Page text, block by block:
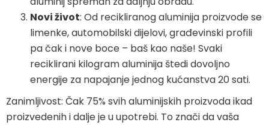
Novi život: Od recikliranog aluminija proizvode se
limenke, automobilski dijelovi, građevinski profili
pa čak i nove boce – baš kao naše! Svaki
reciklirani kilogram aluminija štedi dovoljno
energije za napajanje jednog kućanstva 20 sati.
Zanimljivost: Čak 75% svih aluminijskih proizvoda ikad
proizvedenih i dalje je u upotrebi. To znači da vaša